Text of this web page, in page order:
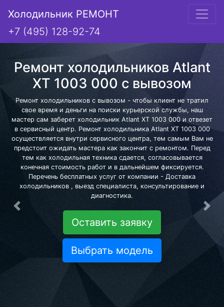
Холодильник РЕМОНТ
+7 (495) 128-92-74
Ремонт холодильников Atlant
XT 1003 000 с вывозом
Ремонт холодильников с вывозом - чтобы клиент не тратил
свое время и деньги на поиски курьерской службы, наш
мастер сам заберет холодильник Atlant XT 1003 000 и отвезет
в сервисный центр. Ремонт холодильника Atlant XT 1003 000
осуществляется внутри сервисного центра, тем самым Вам не
предстоит ожидать мастера как закончит с ремонтом. Перед
тем как холодильная техника сдается, согласовывается
конечная стоимость работ и в дальнейшем фиксируется.
Перечень бесплатных услуг от компании - Доставка
холодильников , выезд специалиста, консультирование и
диагностика.
Оставить заявку
Выбрать модель
Предыдущая